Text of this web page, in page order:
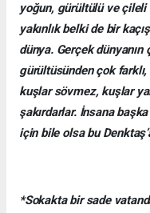
yoğun, gürültülü ve
yakınlık belki de bir
dünya. Gerçek
gürültüsünden çok
kuşlar sövmez, kuşlar
şakırdarlar. İnsana
için bile olsa bu
*Sokakta bir sade